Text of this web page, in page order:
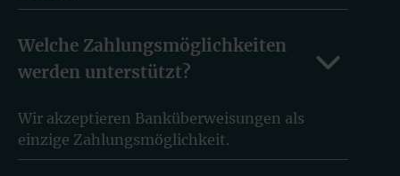
Welche Zahlungsmöglichkeiten
werden unterstützt?
Wir akzeptieren Banküberweisungen als
einzige Zahlungsmöglichkeit.